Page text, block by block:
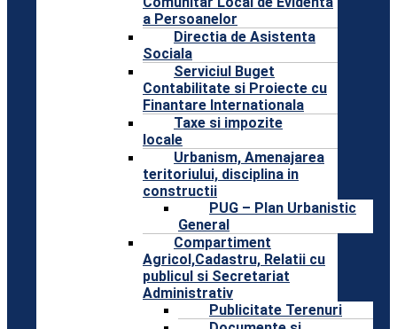
a Persoanelor
Directia de Asistenta
Sociala
Serviciul Buget
Contabilitate si Proiecte cu
Finantare Internationala
Taxe si impozite
locale
Urbanism, Amenajarea
teritoriului, disciplina in
constructii
PUG – Plan Urbanistic
General
Compartiment
Agricol,Cadastru, Relatii cu
publicul si Secretariat
Administrativ
Publicitate Terenuri